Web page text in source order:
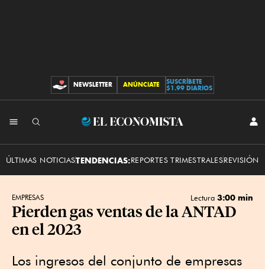
CONTRIBUCIONES
NEWSLETTER ANÚNCIATE
SUSCRÍBETE
$1.99 DIARIOS
El
ÚLTIMAS NOTICIASTENDENCIAS:REPORTES TRIMESTRALESREVISIÓN
EMPRESAS Lectura 3:00 min
Pierden gas ventas de la ANTAD
en el 2023
Los ingresos del conjunto de empresas